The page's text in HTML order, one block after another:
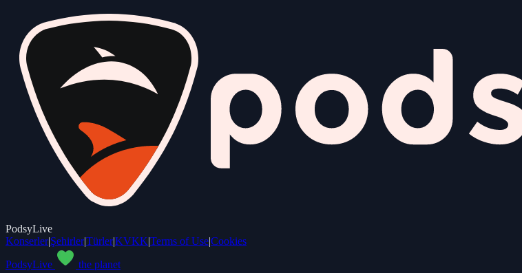
PodsyLive
Konserler|Şehirler|Türler|KVKK|Terms of Use|Cookies
PodsyLive
the planet